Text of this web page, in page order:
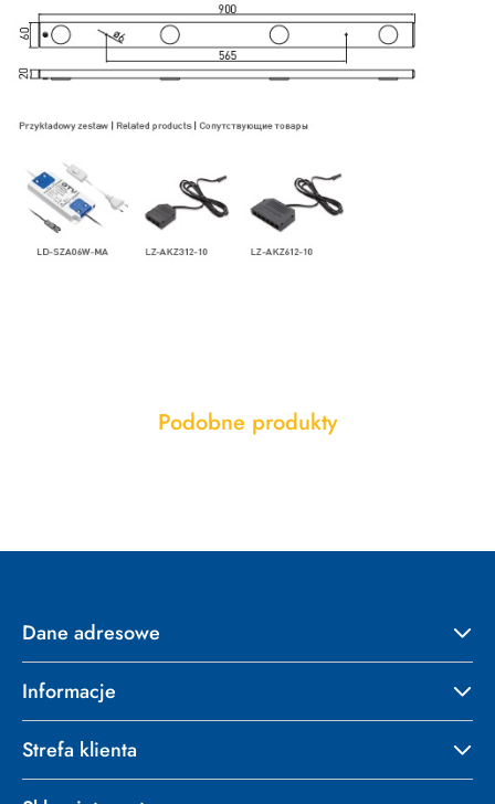
Pomiń karuzelę produktów
Produkty
Podobne produkty
Dane adresowe
Informacje
Strefa klienta